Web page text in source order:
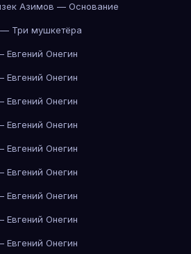
Азимов — Основание
Три мушкетёра
Онегин
Онегин
Онегин
Онегин
Онегин
Онегин
Онегин
Онегин
Онегин